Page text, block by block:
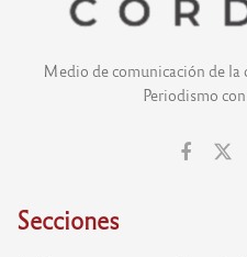
Medio de comunicación de la
Periodismo
Secciones